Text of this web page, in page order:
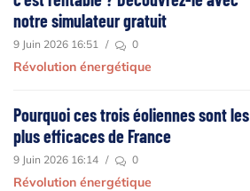
notre simulateur gratuit
9 Juin 2026 16:51 / 0
Révolution énergétique
Pourquoi ces trois éoliennes sont les
plus efficaces de France
9 Juin 2026 16:14 / 0
Révolution énergétique